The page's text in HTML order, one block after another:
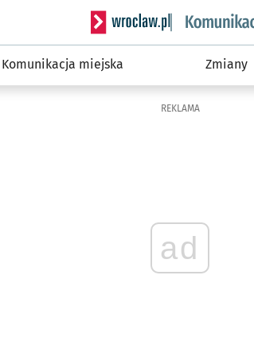
Serwis informacyjny
Komunikacja miejska Zmiany
REKLAMA
ad